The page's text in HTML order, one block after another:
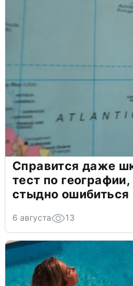
Справится даже
тест по
стыдно ошибиться
6 августа 13